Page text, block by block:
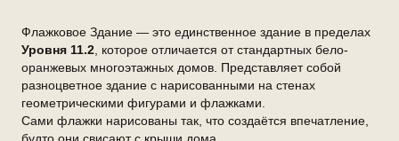
Флажковое Здание — это единственное здание в пределах
Уровня 11.2 , которое отличается от стандартных бело-
оранжевых многоэтажных домов. Представляет собой
разноцветное здание с нарисованными на стенах
геометрическими фигурами и флажками.
Сами флажки нарисованы так, что создаётся впечатление,